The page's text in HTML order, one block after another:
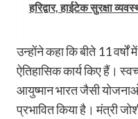
हरिद्वार, हाईटेक सुरक्षा
उन्होंने कहा कि बीते 11 वर्षों
ऐतिहासिक कार्य किए हैं।
आयुष्मान भारत जैसी
प्रभावित किया है। मंत्री